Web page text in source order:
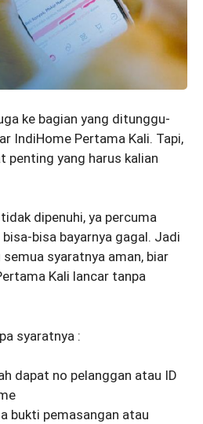
ke bagian yang ditunggu-
IndiHome Pertama Kali. Tapi,
penting yang harus kalian
dipenuhi, ya percuma
bisa bayarnya gagal. Jadi
syaratnya aman, biar
Kali lancar tanpa
syaratnya :
dapat no pelanggan atau ID
bukti pemasangan atau